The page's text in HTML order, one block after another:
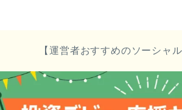
【運営者おすすめのソーシャ